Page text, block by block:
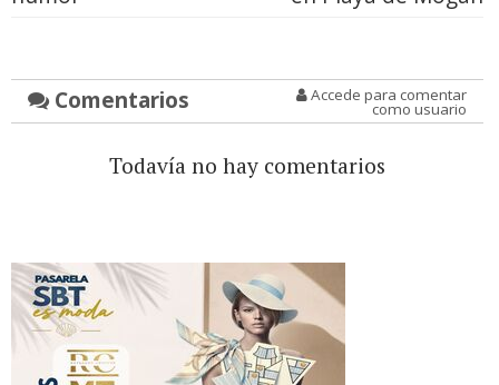
Comentarios Accede para comentar
como usuario
Todavía no hay comentarios